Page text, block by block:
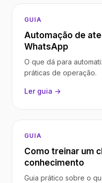
GUIA
Automação de
WhatsApp
O que dá para
práticas de operação.
Ler guia →
GUIA
Como treinar um
conhecimento
Guia prático sobre o